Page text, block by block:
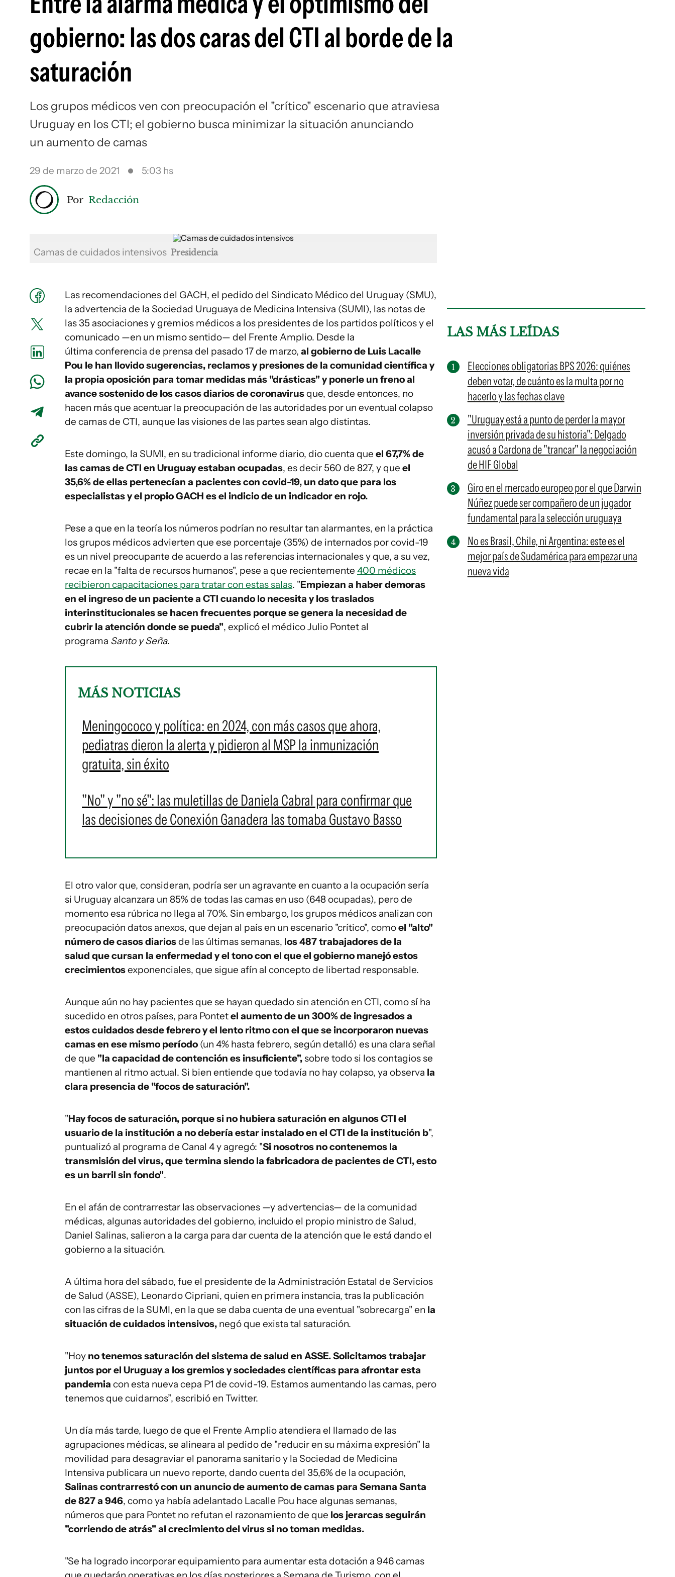
gobierno: las dos caras del CTI al borde de la
saturación
Los grupos médicos ven con preocupación el "crítico" escenario que atraviesa
Uruguay en los CTI; el gobierno busca minimizar la situación anunciando
un aumento de camas
29 de marzo de 2021 5:03 hs
Por Redacción
Camas de cuidados intensivos Presidencia
Las recomendaciones del GACH, el pedido del Sindicato Médico del Uruguay (SMU),
la advertencia de la Sociedad Uruguaya de Medicina Intensiva (SUMI), las notas de
las 35 asociaciones y gremios médicos a los presidentes de los partidos políticos y el
comunicado —en un mismo sentido— del Frente Amplio. Desde la
última conferencia de prensa del pasado 17 de marzo, al gobierno de Luis Lacalle
Pou le han llovido sugerencias, reclamos y presiones de la comunidad científica y
la propia oposición para tomar medidas más "drásticas" y ponerle un freno al
avance sostenido de los casos diarios de coronavirusque, desde entonces, no
hacen más que acentuar la preocupación de las autoridades por un eventual colapso
de camas de CTI, aunque las visiones de las partes sean algo distintas.
Este domingo, la SUMI, en su tradicional informe diario, dio cuenta que el 67,7% de
las camas de CTI en Uruguay estaban ocupadas, es decir 560 de 827, y que el
35,6% de ellas pertenecían a pacientes con covid-19, un dato que para los
especialistas y el propio GACH es el indicio de un indicador en rojo.
Pese a que en la teoría los números podrían no resultar tan alarmantes, en la práctica
los grupos médicos advierten que ese porcentaje (35%) de internados por covid-19
es un nivel preocupante de acuerdo a las referencias internacionales y que, a su vez,
recae en la "falta de recursos humanos", pese a que recientemente 400 médicos
recibieron capacitaciones para tratar con estas salas. "Empiezan a haber demoras
en el ingreso de un paciente a CTI cuando lo necesita y los traslados
interinstitucionales se hacen frecuentes porque se genera la necesidad de
cubrir la atención donde se pueda", explicó el médico Julio Pontet al
programa Santo y Seña.
MÁS NOTICIAS
Meningococo y política: en 2024, con más casos que ahora,
pediatras dieron la alerta y pidieron al MSP la inmunización
gratuita, sin éxito
"No" y "no sé": las muletillas de Daniela Cabral para confirmar que
las decisiones de Conexión Ganadera las tomaba Gustavo Basso
El otro valor que, consideran, podría ser un agravante en cuanto a la ocupación sería
si Uruguay alcanzara un 85% de todas las camas en uso (648 ocupadas), pero de
momento esa rúbrica no llega al 70%. Sin embargo, los grupos médicos analizan con
preocupación datos anexos, que dejan al país en un escenario "crítico", comoel "alto"
número de casos diariosde las últimas semanas, los 487 trabajadores de la
salud que cursan la enfermedad y el tono con el que el gobierno manejó estos
crecimientosexponenciales, que sigue afín al concepto de libertad responsable.
Aunque aún no hay pacientes que se hayan quedado sin atención en CTI, como sí ha
sucedido en otros países, para Pontetel aumento de un 300% de ingresados a
estos cuidados desde febrero y el lento ritmo con el que se incorporaron nuevas
camas en ese mismo período (un 4% hasta febrero, según detalló) es una clara señal
de que "la capacidad de contención es insuficiente",sobre todo si los contagios se
mantienen al ritmo actual. Si bien entiende que todavía no hay colapso, ya observa la
clara presencia de "focos de saturación".
"Hay focos de saturación, porque si no hubiera saturación en algunos CTI el
usuario de la institución a no debería estar instalado en el CTI de la institución b",
puntualizó al programa de Canal 4 y agregó: "Si nosotros no contenemos la
transmisión del virus, que termina siendo la fabricadora de pacientes de CTI, esto
es un barril sin fondo".
En el afán de contrarrestar las observaciones —y advertencias— de la comunidad
médicas, algunas autoridades del gobierno, incluido el propio ministro de Salud,
Daniel Salinas, salieron a la carga para dar cuenta de la atención que le está dando el
gobierno a la situación.
A última hora del sábado, fue el presidente de la Administración Estatal de Servicios
de Salud (ASSE), Leonardo Cipriani, quien en primera instancia, tras la publicación
con las cifras de la SUMI, en la que se daba cuenta de una eventual "sobrecarga" en la
situación de cuidados intensivos, negó que exista tal saturación.
"Hoy no tenemos saturación del sistema de salud en ASSE. Solicitamos trabajar
juntos por el Uruguay a los gremios y sociedades científicas para afrontar esta
pandemia con esta nueva cepa P1 de covid-19. Estamos aumentando las camas, pero
tenemos que cuidarnos”, escribió en Twitter.
Un día más tarde, luego de que el Frente Amplio atendiera el llamado de las
agrupaciones médicas, se alineara al pedido de "reducir en su máxima expresión" la
movilidad para desagraviar el panorama sanitario y la Sociedad de Medicina
Intensiva publicara un nuevo reporte, dando cuenta del 35,6% de la ocupación,
Salinas contrarrestó con un anuncio de aumento de camas para Semana Santa
de 827 a 946, como ya había adelantado Lacalle Pou hace algunas semanas,
números que para Pontet no refutan el razonamiento de que los jerarcas seguirán
"corriendo de atrás" al crecimiento del virus si no toman medidas.
"Se ha logrado incorporar equipamiento para aumentar esta dotación a 946 camas
LAS MÁS LEÍDAS
Elecciones obligatorias BPS 2026: quiénes
deben votar, de cuánto es la multa por no
hacerlo y las fechas clave
"Uruguay está a punto de perder la mayor
inversión privada de su historia": Delgado
acusó a Cardona de "trancar" la negociación
de HIF Global
Giro en el mercado europeo por el que Darwin
Núñez puede ser compañero de un jugador
fundamental para la selección uruguaya
No es Brasil, Chile, ni Argentina: este es el
mejor país de Sudamérica para empezar una
nueva vida